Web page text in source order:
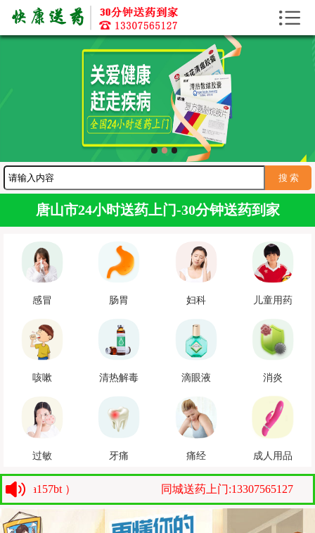
送药上门
送药资讯
寻医问药
护工服务

唐山市24小时送药上门-30分钟送药到家
感冒 肠胃 妇科 儿童用药
咳嗽 清热解毒 滴眼液 消炎
过敏 牙痛 痛经 成人用品
） 同城送药上门:13307565127（微信：